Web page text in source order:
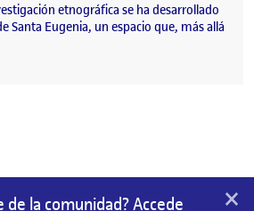
etnográfica se ha desarrollado
Santa Eugenia, un espacio que, más allá
de la comunidad? Accede ×